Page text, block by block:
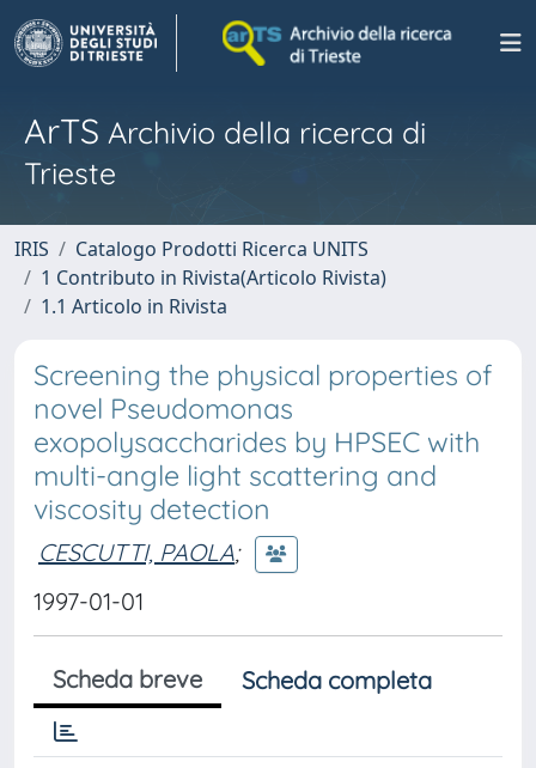
ArTS Archivio della ricerca di
Trieste
IRIS
Catalogo Prodotti Ricerca UNITS
1 Contributo in Rivista(Articolo Rivista)
1.1 Articolo in Rivista
Screening the physical properties of
novel Pseudomonas
exopolysaccharides by HPSEC with
multi-angle light scattering and
viscosity detection
CESCUTTI, PAOLA;
1997-01-01
Scheda breve Scheda completa